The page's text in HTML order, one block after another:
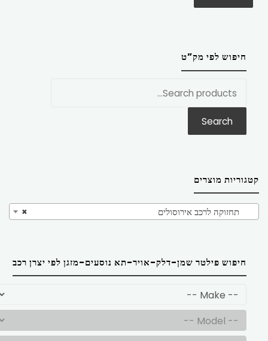
חיפוש לפי מק”ט
Search
קטגוריות מוצרים
× תחזוקה לרכב אירוסולים
חיפוש פילטר שמן-דלק-אויר-תא נוסעים-מזגן לפי יצרן רכב